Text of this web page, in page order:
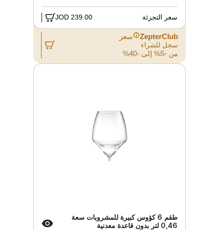
سعر التجزئة 239.00 JOD
ZepterClub سعر
سجل للشراء
من -5% إلى -40%
طقم 6 كؤوس كبيرة للمشروبات سعة
0,46 لتر بدون قاعدة معدنية